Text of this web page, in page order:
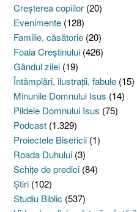
Creşterea copiilor (20)
Evenimente (128)
Familie, căsătorie (20)
Foaia Creştinului (426)
Gândul zilei (19)
Întâmplări, ilustraţii, fabule (15)
Minunile Domnului Isus (14)
Pildele Domnului Isus (75)
Podcast (1.329)
Proiectele Bisericii (1)
Roada Duhului (3)
Schiţe de predici (84)
Ştiri (102)
Studiu Biblic (537)